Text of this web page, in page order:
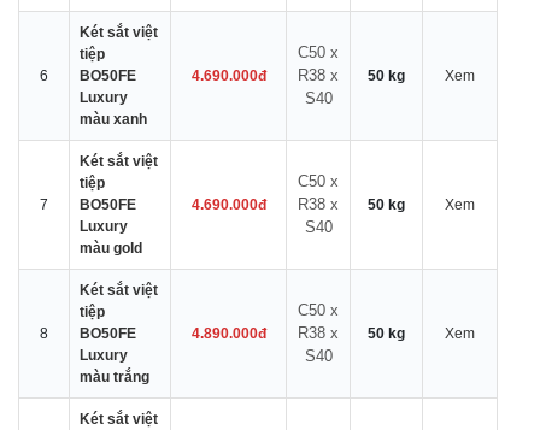
6
Két sắt việt
tiệp
BO50FE
Luxury
màu xanh
4.690.000đ
C50 x
R38 x
S40
50 kg Xem
7
Két sắt việt
tiệp
BO50FE
Luxury
màu gold
4.690.000đ
C50 x
R38 x
S40
50 kg Xem
8
Két sắt việt
tiệp
BO50FE
Luxury
màu trắng
4.890.000đ
C50 x
R38 x
S40
50 kg Xem
Két sắt việt